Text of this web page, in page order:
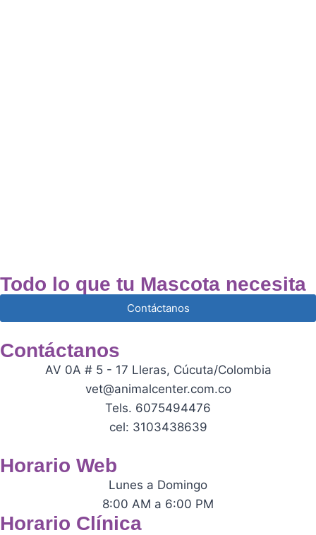
Todo lo que tu Mascota necesita
Contáctanos
Contáctanos
AV 0A # 5 - 17 Lleras, Cúcuta/Colombia
vet@animalcenter.com.co
Tels. 6075494476
cel: 3103438639
Horario Web
Lunes a Domingo
8:00 AM a 6:00 PM
Horario Clínica